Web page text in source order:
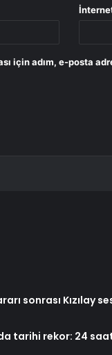
için adım, e-posta
sonrası Kızılay
tarihi rekor: 24